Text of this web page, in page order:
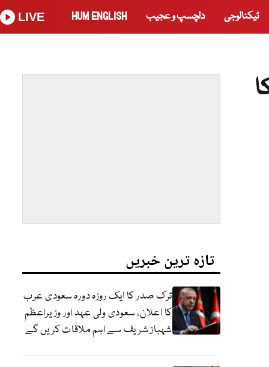
ٹیکنالوجی دلچسپ و عجیب HUM ENGLISH
LIVE
تازہ ترین خبریں
ترک صدر کا ایک روزہ دورہ سعودی عرب
کا اعلان، سعودی ولی عہد اور وزیراعظم
شہباز شریف سے اہم ملاقات کریں گے